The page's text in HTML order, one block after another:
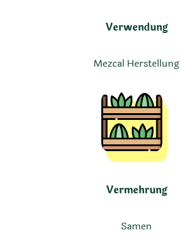
Verwendung
Mezcal Herstellung
Vermehrung
Samen